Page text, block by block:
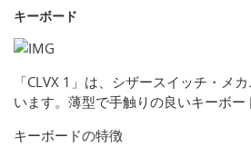
キーボード
「CLVX 1」は、シザースイッチ・メ
います。薄型で手触りの良いキーボー
キーボードの特徴